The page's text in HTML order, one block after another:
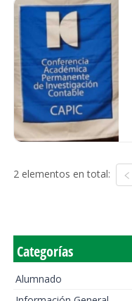
2 elementos en total:
Categorías
Alumnado